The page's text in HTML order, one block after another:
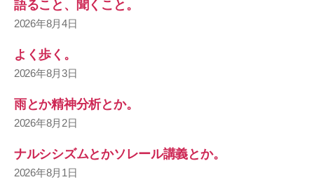
語ること、聞くこと。
2026年8月4日
よく歩く。
2026年8月3日
雨とか精神分析とか。
2026年8月2日
ナルシシズムとかソレール講義とか。
2026年8月1日